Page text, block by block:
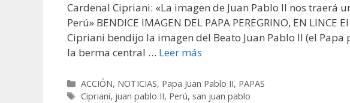
Cardenal Cipriani: «La imagen de Juan Pablo II nos traerá
Perú» BENDICE IMAGEN DEL PAPA PEREGRINO, EN
Cipriani bendijo la imagen del Beato Juan Pablo II (el
la berma central … Leer más
Categorías
ACCIÓN, NOTICIAS, Papa Juan Pablo II, PAPAS
Etiquetas
Cipriani, juan pablo II, Perú, san juan pablo